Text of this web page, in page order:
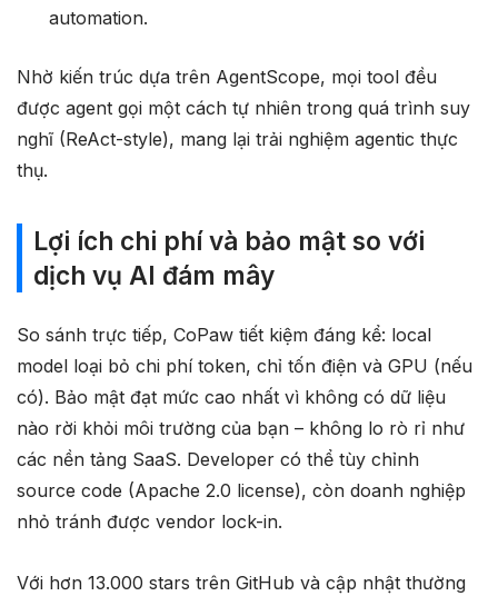
automation.
Nhờ kiến trúc dựa trên AgentScope, mọi tool đều
được agent gọi một cách tự nhiên trong quá trình suy
nghĩ (ReAct-style), mang lại trải nghiệm agentic thực
thụ.
Lợi ích chi phí và bảo mật so với
dịch vụ AI đám mây
So sánh trực tiếp, CoPaw tiết kiệm đáng kể: local
model loại bỏ chi phí token, chỉ tốn điện và GPU (nếu
có). Bảo mật đạt mức cao nhất vì không có dữ liệu
nào rời khỏi môi trường của bạn – không lo rò rỉ như
các nền tảng SaaS. Developer có thể tùy chỉnh
source code (Apache 2.0 license), còn doanh nghiệp
nhỏ tránh được vendor lock-in.
Với hơn 13.000 stars trên GitHub và cập nhật thường